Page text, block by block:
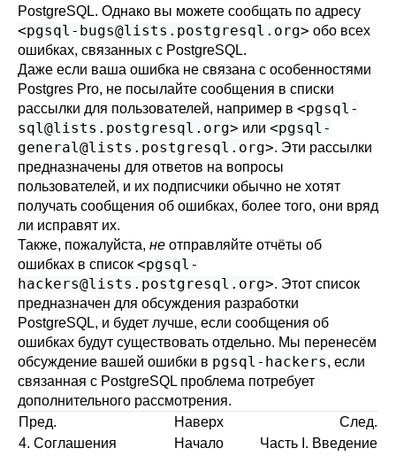
PostgreSQL. Однако вы можете сообщать по адресу
<pgsql-bugs@lists.postgresql.org> обо всех
ошибках, связанных с PostgreSQL.
Даже если ваша ошибка не связана с особенностями
Postgres Pro, не посылайте сообщения в списки
рассылки для пользователей, например в <pgsql-
sql@lists.postgresql.org> или <pgsql-
general@lists.postgresql.org>. Эти рассылки
предназначены для ответов на вопросы
пользователей, и их подписчики обычно не хотят
получать сообщения об ошибках, более того, они вряд
ли исправят их.
Также, пожалуйста, не отправляйте отчёты об
ошибках в список <pgsql-
hackers@lists.postgresql.org>. Этот список
предназначен для обсуждения разработки
PostgreSQL, и будет лучше, если сообщения об
ошибках будут существовать отдельно. Мы перенесём
обсуждение вашей ошибки в pgsql-hackers, если
связанная с PostgreSQL проблема потребует
дополнительного рассмотрения.
Пред.
Наверх
След.
4. Соглашения
Начало Часть I. Введение